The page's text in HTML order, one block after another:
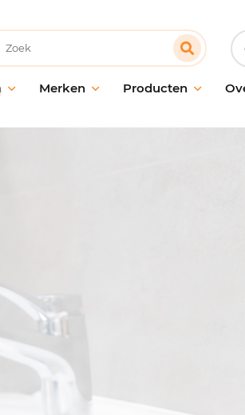
Merken Producten
Onderhoud van vloeren
Schoonmaakmateriaal en
Onze verbintenis